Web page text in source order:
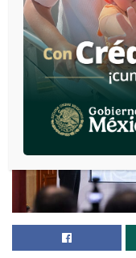
porMEXICO COMUNICA